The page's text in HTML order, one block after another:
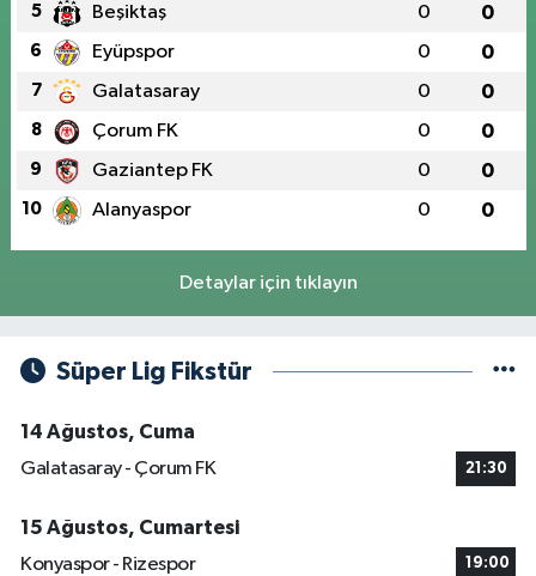
5 Beşiktaş 0 0
6 Eyüpspor 0 0
7 Galatasaray 0 0
8 Çorum FK 0 0
9 Gaziantep FK 0 0
10 Alanyaspor 0 0
Detaylar için tıklayın
Süper Lig Fikstür
14 Ağustos, Cuma
Galatasaray - Çorum FK
21:30
15 Ağustos, Cumartesi
Konyaspor - Rizespor
19:00